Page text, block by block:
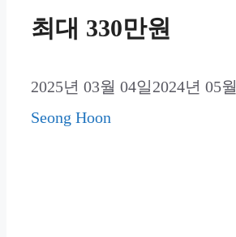
최대 330만원
2025년 03월 04일2024년 05
Seong Hoon